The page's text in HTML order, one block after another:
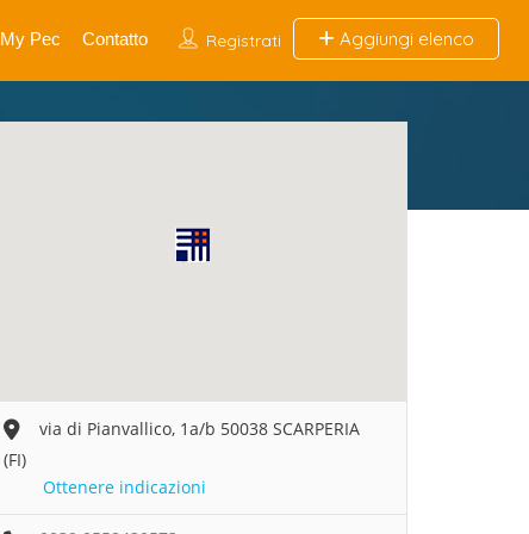
Registrati Aggiungi elenco
My Pec Contatto
via di Pianvallico, 1a/b 50038 SCARPERIA
(FI)
Ottenere indicazioni